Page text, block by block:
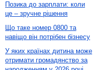
Позика до зарплати: коли
це – зручне рішення
Що таке номер 0800 та
навіщо він потрібен бізнесу
У яких країнах дитина може
отримати громадянство за